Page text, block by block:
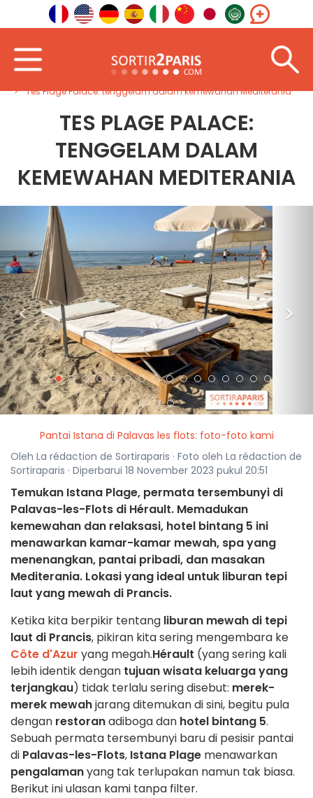
Tes Plage Palace: tenggelam dalam kemewahan Mediterania
TES PLAGE PALACE:
TENGGELAM DALAM
KEMEWAHAN MEDITERANIA
< >
Pantai Istana di Palavas les flots: foto-foto kami
Oleh La rédaction de Sortiraparis · Foto oleh La rédaction de
Sortiraparis · Diperbarui 18 November 2023 pukul 20:51
Temukan Istana Plage, permata tersembunyi di
Palavas-les-Flots di Hérault. Memadukan
kemewahan dan relaksasi, hotel bintang 5 ini
menawarkan kamar-kamar mewah, spa yang
menenangkan, pantai pribadi, dan masakan
Mediterania. Lokasi yang ideal untuk liburan tepi
laut yang mewah di Prancis.
Ketika kita berpikir tentang liburan mewah di tepi
laut di Prancis, pikiran kita sering mengembara ke
Côte d'Azur yang megah.Hérault (yang sering kali
lebih identik dengan tujuan wisata keluarga yang
terjangkau) tidak terlalu sering disebut: merek-
merek mewahjarang ditemukan di sini, begitu pula
dengan restoranadiboga dan hotel bintang 5.
Sebuah permata tersembunyi baru di pesisir pantai
di Palavas-les-Flots, Istana Plage menawarkan
pengalamanyang tak terlupakan namun tak biasa.
Berikut ini ulasan kami tanpa filter.